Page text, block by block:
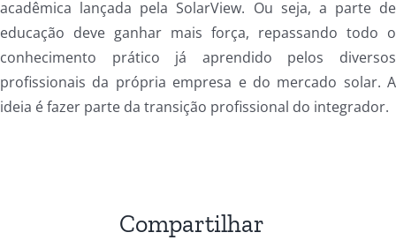
acadêmica lançada pela SolarView. Ou seja, a parte de
educação deve ganhar mais força, repassando todo o
conhecimento prático já aprendido pelos diversos
profissionais da própria empresa e do mercado solar. A
ideia é fazer parte da transição profissional do integrador.
Compartilhar